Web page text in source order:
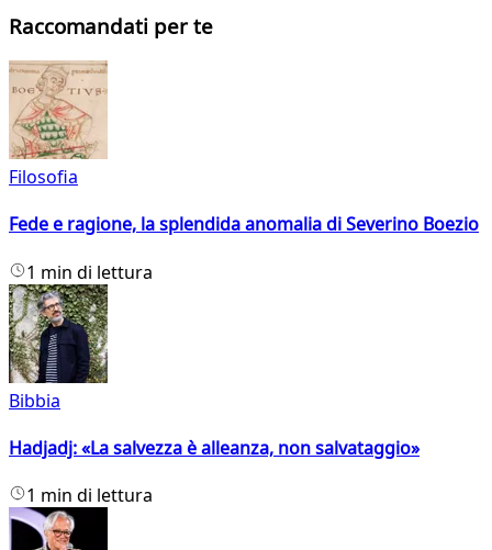
Raccomandati per te
Filosofia
Fede e ragione, la splendida anomalia di Severino Boezio
1 min di lettura
Bibbia
Hadjadj: «La salvezza è alleanza, non salvataggio»
1 min di lettura